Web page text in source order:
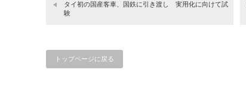
タイ初の国産客車、国鉄に引き渡し 実用化に向けて試
験
トップページに戻る